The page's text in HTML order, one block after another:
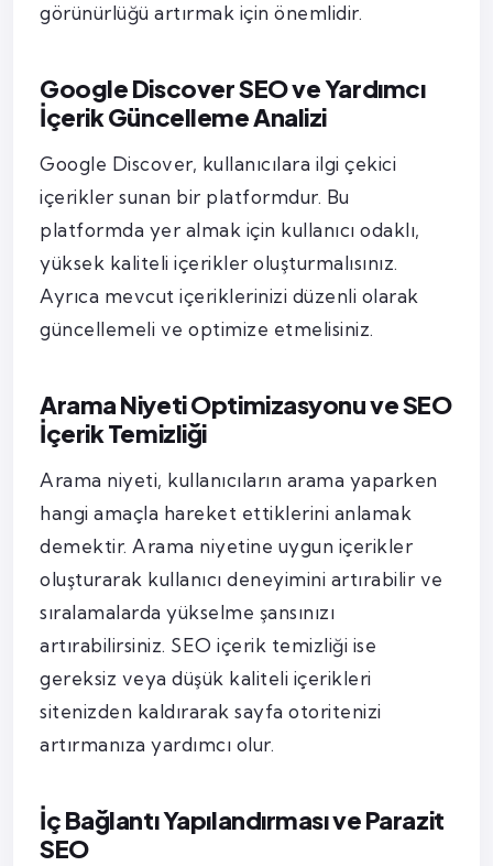
görünürlüğü artırmak için önemlidir.
Google Discover SEO ve Yardımcı
İçerik Güncelleme Analizi
Google Discover, kullanıcılara ilgi çekici
içerikler sunan bir platformdur. Bu
platformda yer almak için kullanıcı odaklı,
yüksek kaliteli içerikler oluşturmalısınız.
Ayrıca mevcut içeriklerinizi düzenli olarak
güncellemeli ve optimize etmelisiniz.
Arama Niyeti Optimizasyonu ve SEO
İçerik Temizliği
Arama niyeti, kullanıcıların arama yaparken
hangi amaçla hareket ettiklerini anlamak
demektir. Arama niyetine uygun içerikler
oluşturarak kullanıcı deneyimini artırabilir ve
sıralamalarda yükselme şansınızı
artırabilirsiniz. SEO içerik temizliği ise
gereksiz veya düşük kaliteli içerikleri
sitenizden kaldırarak sayfa otoritenizi
artırmanıza yardımcı olur.
İç Bağlantı Yapılandırması ve Parazit
SEO